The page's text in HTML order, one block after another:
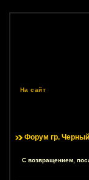
На сайт
Форум гр.
С возвращением,